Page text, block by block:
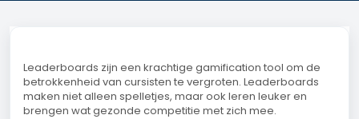
Leaderboards zijn een krachtige gamification tool om de
betrokkenheid van cursisten te vergroten. Leaderboards
maken niet alleen spelletjes, maar ook leren leuker en
brengen wat gezonde competitie met zich mee.